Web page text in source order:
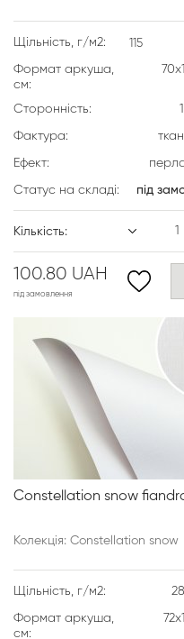
Щільність, г/м2:
Формат аркуша,
см:
Сторонність: 1
Фактура:
Ефект:
Статус на складі: під
Кількість:
100.80 UAH
під замовлення
Constellation snow
Колекція: Constellation snow
Щільність, г/м2:
Формат аркуша,
см: